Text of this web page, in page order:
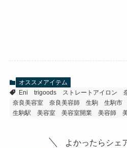
オススメアイテム
Eni
trigoods ストレートアイロン
奈良美容室
奈良美容師 生駒 生駒市
生駒駅
美容室 美容室開業 美容師
よかったらシェ